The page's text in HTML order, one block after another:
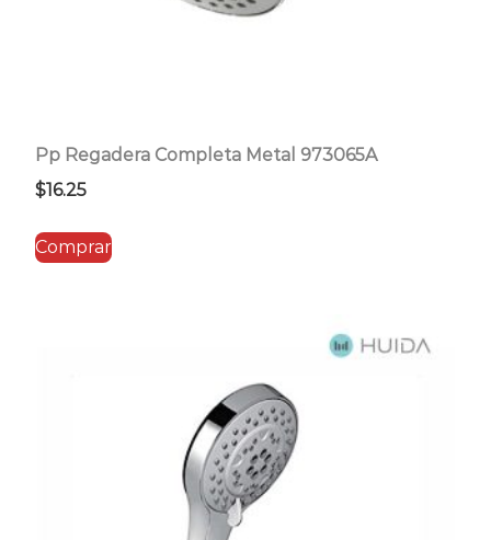
Pp Regadera Completa Metal 973065A
$16.25
Comprar